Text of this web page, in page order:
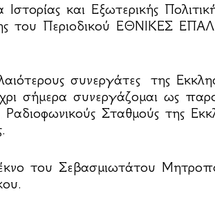
και Εξωτερικής
του Περιοδικού ΕΘΝΙΚΕΣ
συνεργάτες της
σήμερα συνεργάζομαι ως
Σταθμούς της
του Σεβασμιωτάτου